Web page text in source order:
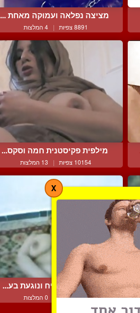
מציצה נפלאה ועמוקה מאחת ...
8891 צפיות | 4 המלצות
מילפית פקיסטנית חמה וסקס...
10154 צפיות | 13 המלצות
שוכבת על השטיח ונוגעת בע...
4064 צפיות | 0 המלצות
X